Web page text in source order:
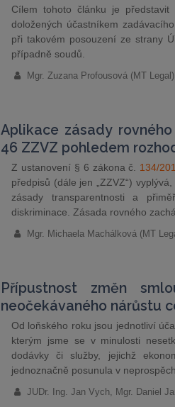
Cílem tohoto článku je
doložených účastníkem
při takovém posouzení ze strany
případně soudů.
Mgr. Zuzana Profousová (MT Legal)
Aplikace zásady
46 ZZVZ pohledem
Z ustanovení § 6 zákona č. 134/
předpisů (dále jen „ZZVZ“)
zásady transparentnosti a
diskriminace. Zásada rovného
Mgr. Michaela Machálková (MT
Přípustnost změn
neočekávaného nárůstu
Od loňského roku jsou jednotliví
kterým jsme se v minulosti
dodávky či služby, jejichž
jednoznačně posunula v
JUDr. Ing. Jan Vych, Mgr. Daniel